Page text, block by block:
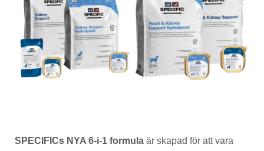
SPECIFICs NYA 6-i-1 formula är skapad för att vara